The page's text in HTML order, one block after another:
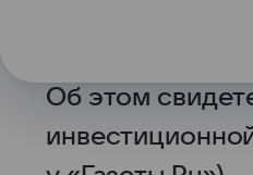
Более 65%
Об этом